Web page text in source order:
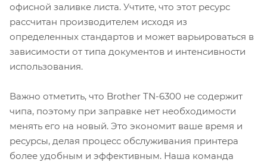
офисной заливке листа. Учтите, что этот ресурс
рассчитан производителем исходя из
определенных стандартов и может варьироваться в
зависимости от типа документов и интенсивности
использования.
Важно отметить, что Brother TN-6300 не содержит
чипа, поэтому при заправке нет необходимости
менять его на новый. Это экономит ваше время и
ресурсы, делая процесс обслуживания принтера
более удобным и эффективным. Наша команда